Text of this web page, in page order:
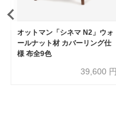
オットマン「シネマ N2」ウォ
ールナット材 カバーリング仕
様 布全9色
39,600 円